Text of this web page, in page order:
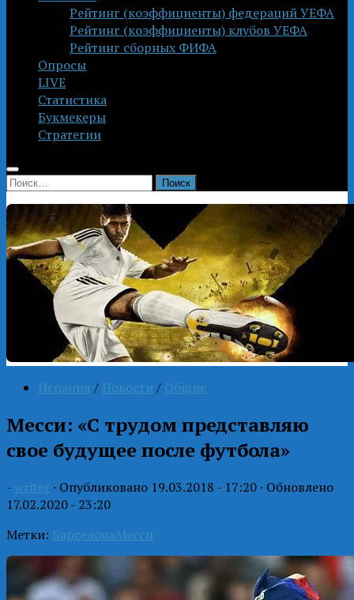
Рейтинг (коэффициенты) федераций УЕФА
Рейтинг (коэффициенты) клубов УЕФА
Рейтинг сборных ФИФА
Опросы
LIVE
Статистика
Букмекеры
Стратегии
Найти:
Испания / Новости / Общие
Месси: «С трудом представляю
свое будущее после футбола»
- writer · Опубликовано 19.03.2018 - 17:20 · Обновлено
17.02.2020 - 23:20
Метки: БарселонаМесси